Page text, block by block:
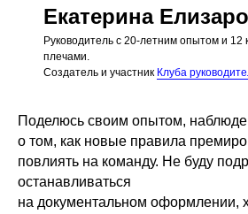
Екатерина
Руководитель с 20-летним опытом и 12
плечами.
Создатель и участник Клуба
Поделюсь своим опытом,
о том, как новые правила
повлиять на команду. Не буду
останавливаться
на документальном оформлении,